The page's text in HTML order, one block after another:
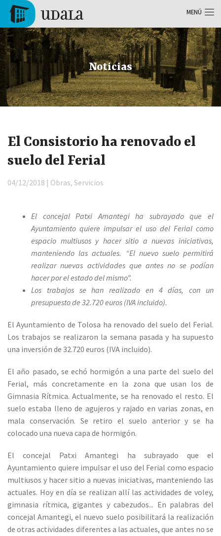
Pasar al contenido principal
Tolosa
Noticias
El Consistorio ha renovado el
suelo del Ferial
04/12/2018 | Obras, Servicios
El concejal Patxi Amantegi ha subrayado que el
Ayuntamiento quiere impulsar el uso del Ferial como
espacio multiusos y hacer sitio a nuevas iniciativas,
manteniendo las actuales. “El nuevo suelo permitirá
realizar nuevas actividades que antes no se podían
hacer por el estado del mismo”.
Los trabajos se han realizado en 4 días, con un
presupuesto de 32.720 euros (IVA incluido).
El Ayuntamiento de Tolosa ha renovado del suelo del Ferial.
Los trabajos se realizaron la semana pasada y ha supuesto
una inversión de 32.720 euros (IVA incluido).
El año pasado, se echó hormigón a una parte del suelo del
Ferial, más concretamente en la zona que usan los de
Gimnasia Rítmica. Actualmente, se ha renovado el resto. El
suelo estaba lleno de agujeros y rajado en varias zonas, en
mala conservación. Se retiro el suelo anterior y se ha
colocado una nueva capa de hormigón.
El concejal Patxi Amantegi ha subrayado que el
Ayuntamiento quiere impulsar el uso del Ferial como espacio
multiusos y hacer sitio a nuevas iniciativas, manteniendo las
actuales. Hoy en día se realizan allí las actividades de voley,
gimnasia rítmica, gigantes y cabezudos... En palabras del
concejal Amantegi, el nuevo suelo posibilitará la realización
de otras actividades diferentes a las actuales, que antes no se
MENÚ